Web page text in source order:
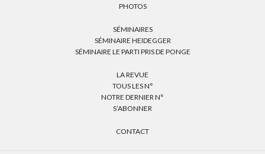
PHOTOS
SÉMINAIRES
SÉMINAIRE HEIDEGGER
SÉMINAIRE LE PARTI PRIS DE PONGE
LA REVUE
TOUS LES N°
NOTRE DERNIER N°
S’ABONNER
CONTACT